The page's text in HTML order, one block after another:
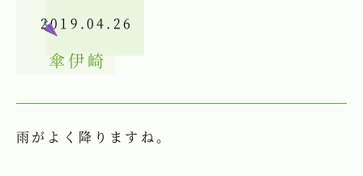
2019.04.26
傘伊崎
雨がよく降りますね。